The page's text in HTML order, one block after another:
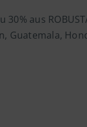
aus
Guatemala,